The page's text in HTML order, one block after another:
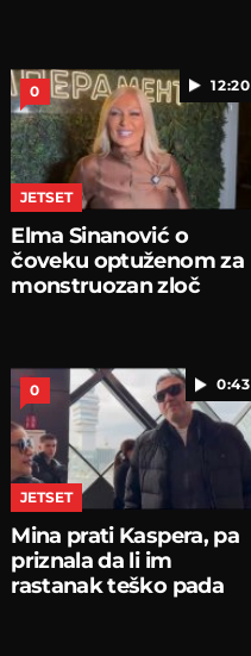
12:20
0
JETSET
Elma Sinanović o
čoveku optuženom za
monstruozan zloč
0:43
0
JETSET
Mina prati Kaspera, pa
priznala da li im
rastanak teško pada